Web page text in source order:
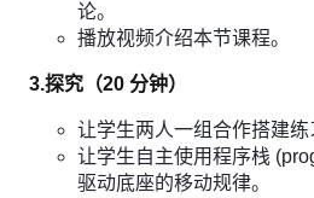
论。
播放视频介绍本节课程。
3.探究（20 分钟）
让学生两人一组合作搭建练
让学生自主使用程序栈
驱动底座的移动规律。